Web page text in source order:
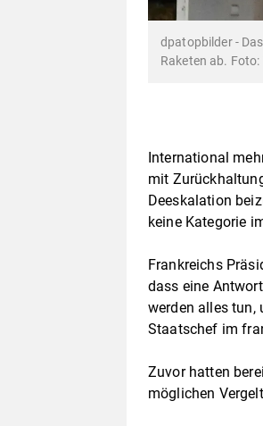
dpatopbilder -
Raketen ab.
International
mit
Deeskalation
keine Kategorie
Frankreichs
dass eine
werden alles tun,
Staatschef im
Zuvor hatten
möglichen